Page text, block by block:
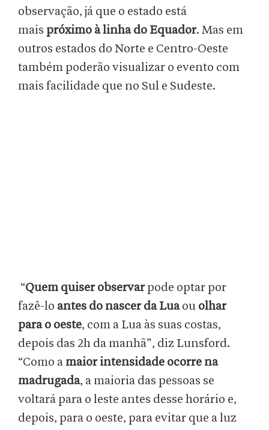
observação, já que o estado está
mais próximo à linha do Equador. Mas em
outros estados do Norte e Centro-Oeste
também poderão visualizar o evento com
mais facilidade que no Sul e Sudeste.
“Quem quiser observarpode optar por
fazê-lo antes do nascer da Luaou olhar
para o oeste, com a Lua às suas costas,
depois das 2h da manhã”, diz Lunsford.
“Como a maior intensidade ocorre na
madrugada, a maioria das pessoas se
voltará para o leste antes desse horário e,
depois, para o oeste, para evitar que a luz